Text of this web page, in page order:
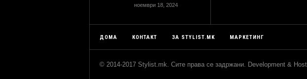
ноември 18, 2024
ДОМА КОНТАКТ ЗА STYLIST.MK МАРКЕТИНГ
© 2014-2017 Stylist.mk. Сите права се задржани. Development &